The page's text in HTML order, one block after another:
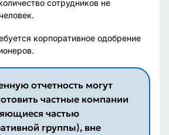
сотрудников не
корпоративное одобрение
отчетность могут
частные компании
частью
группы), вне